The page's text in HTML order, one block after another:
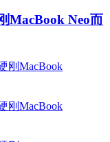
MacBook Neo而